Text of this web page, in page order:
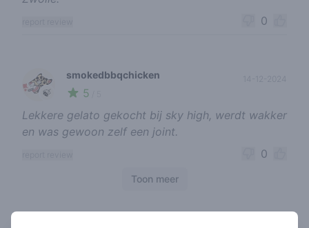
0
🍃
smokedbbqchicken
5
Lekkere gelato gekocht bij sky high, werdt wakker
en was gewoon zelf een joint.
0
Toon meer